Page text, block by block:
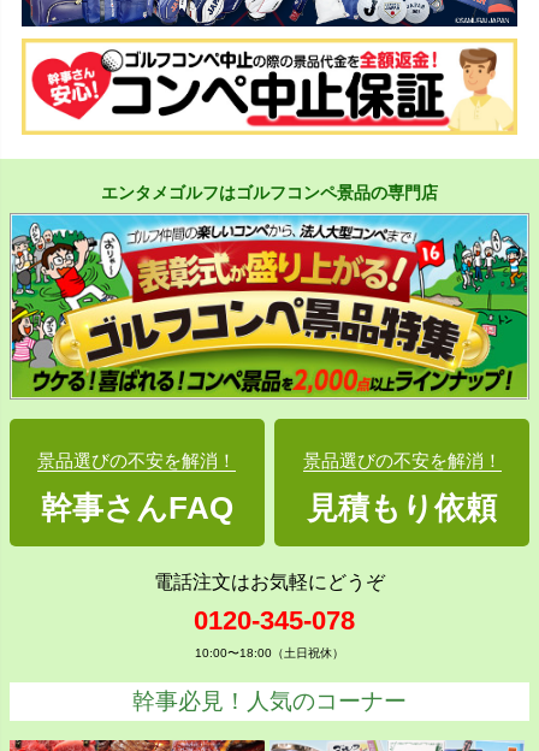
エンタメゴルフはゴルフコンペ景品の専門店
景品選びの不安を解消！
幹事さんFAQ
景品選びの不安を解消！
見積もり依頼
電話注文はお気軽にどうぞ
0120-345-078
10:00〜18:00（土日祝休）
幹事必見！人気のコーナー